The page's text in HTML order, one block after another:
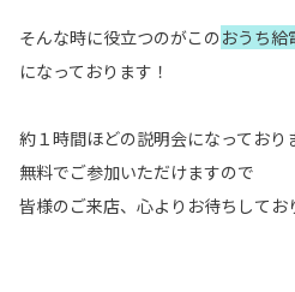
そんな時に役立つのがこの おうち給
になっております！
約１時間ほどの説明会になっており
無料でご参加いただけますので
皆様のご来店、心よりお待ちしてお